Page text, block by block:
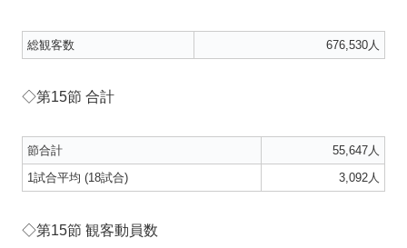
総観客数 676,530人
◇第15節 合計
節合計
55,647人
1試合平均 (18試合)
3,092人
◇第15節 観客動員数